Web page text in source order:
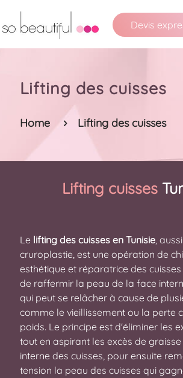
Devis
Lifting des cuisses
Home Lifting des cuisses
Lifting cuisses
Le lifting des cuisses en Tunisie,
cruroplastie, est une opération de
esthétique et réparatrice des
de raffermir la peau de la face
qui peut se relâcher à cause de
comme le vieillissement ou la perte
poids. Le principe est d'éliminer les
tout en aspirant les excès de
interne des cuisses, pour ensuite
tension la peau des cuisses qui